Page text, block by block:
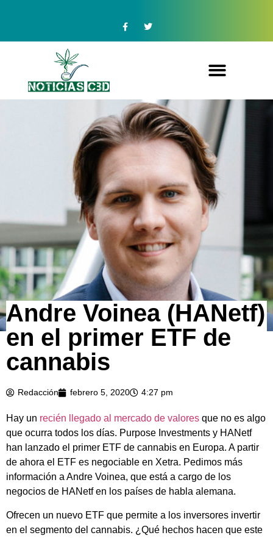
Andre Voinea (HANetf)
en el primer ETF de
cannabis
Redacción febrero 5, 2020 4:27 pm
Hay un recién llegado al mercado de valores que no es algo
que ocurra todos los días. Purpose Investments y HANetf
han lanzado el primer ETF de cannabis en Europa. A partir
de ahora el ETF es negociable en Xetra. Pedimos más
información a Andre Voinea, que está a cargo de los
negocios de HANetf en los países de habla alemana.
Ofrecen un nuevo ETF que permite a los inversores invertir
en el segmento del cannabis. ¿Qué hechos hacen que este